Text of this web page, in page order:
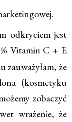
odkryciem jest
Vitamin C + E
zauważyłam, że
(kosmetyku
zobaczyć
wrażenie, że